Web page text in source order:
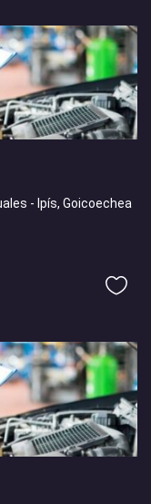
- Ipís, Goicoechea